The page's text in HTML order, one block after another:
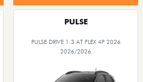
PULSE
PULSE DRIVE 1.3 AT FLEX 4P 2026
2026/2026